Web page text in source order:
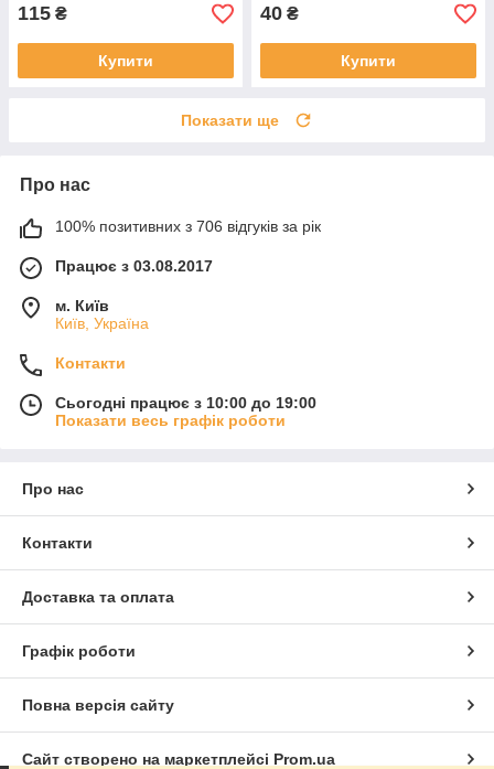
115 ₴
Купити
40 ₴
Купити
Показати ще
Про нас
100% позитивних з 706 відгуків за рік
Працює з 03.08.2017
м. Київ
Київ, Україна
Контакти
Сьогодні працює з 10:00 до 19:00
Показати весь графік роботи
Про нас
Контакти
Доставка та оплата
Графік роботи
Повна версія сайту
Сайт створено на маркетплейсі Prom.ua